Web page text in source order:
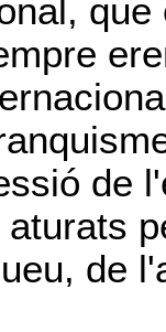
de
aturats
de